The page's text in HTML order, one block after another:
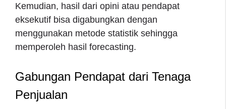
Kemudian, hasil dari opini atau pendapat
eksekutif bisa digabungkan dengan
menggunakan metode statistik sehingga
memperoleh hasil forecasting.
Gabungan Pendapat dari Tenaga
Penjualan